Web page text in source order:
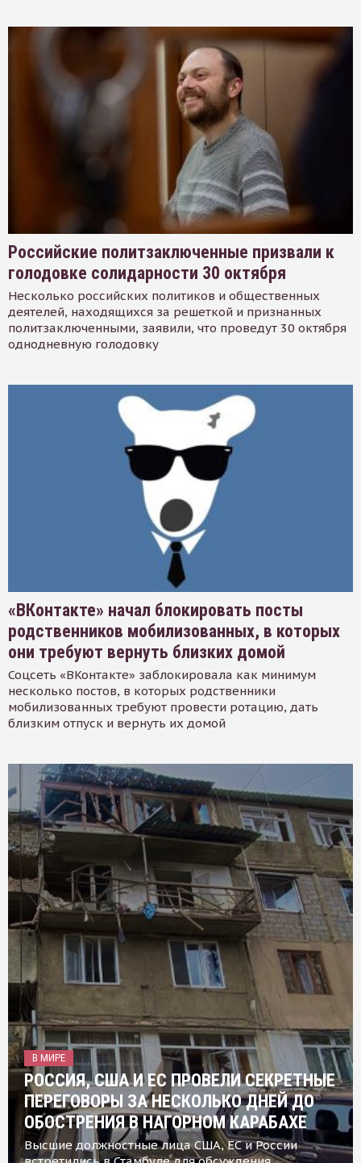
Российские политзаключенные призвали к
голодовке солидарности 30 октября
Несколько российских политиков и общественных
деятелей, находящихся за решеткой и признанных
политзаключенными, заявили, что проведут 30 октября
однодневную голодовку
«ВКонтакте» начал блокировать посты
родственников мобилизованных, в которых
они требуют вернуть близких домой
Соцсеть «ВКонтакте» заблокировала как минимум
несколько постов, в которых родственники
мобилизованных требуют провести ротацию, дать
близким отпуск и вернуть их домой
В МИРЕ
РОССИЯ, США И ЕС ПРОВЕЛИ СЕКРЕТНЫЕ
ПЕРЕГОВОРЫ ЗА НЕСКОЛЬКО ДНЕЙ ДО
ОБОСТРЕНИЯ В НАГОРНОМ КАРАБАХЕ
Высшие должностные лица США, ЕС и России